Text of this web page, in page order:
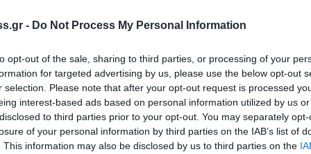
- Do Not Process My Personal Information
opt-out of the sale, sharing to third parties, or processing of your
for targeted advertising by us, please use the below opt-out
selection. Please note that after your opt-out request is processed
interest-based ads based on personal information utilized by us
to third parties prior to your opt-out. You may separately
of your personal information by third parties on the IAB’s list of
This information may also be disclosed by us to third parties on the
Κουνουπιών με πεδίο εφαρμογής
αγροτικού και αστικού συστήματος Δήμων
Κορινθίας, Λακωνίας και Μεσσηνίας για
Γραμματείας Οικολόγων Πράσινων
Υπουργό Περιβάλλοντος, με τις εξής